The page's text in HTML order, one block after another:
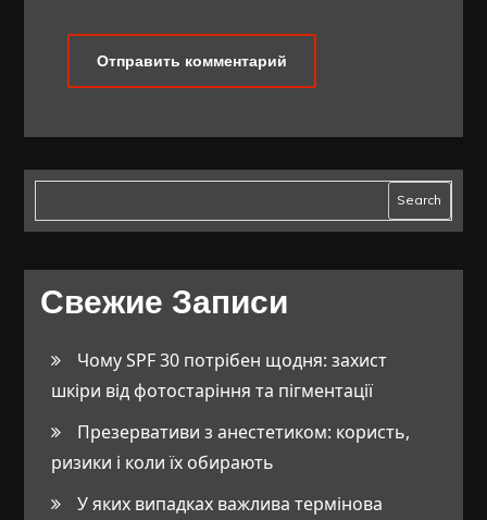
Search
Свежие Записи
Чому SPF 30 потрібен щодня: захист
шкіри від фотостаріння та пігментації
Презервативи з анестетиком: користь,
ризики і коли їх обирають
У яких випадках важлива термінова